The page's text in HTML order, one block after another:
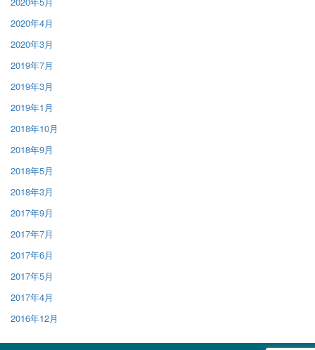
2020年4月
2020年3月
2019年7月
2019年3月
2019年1月
2018年10月
2018年9月
2018年5月
2018年3月
2017年9月
2017年7月
2017年6月
2017年5月
2017年4月
2016年12月